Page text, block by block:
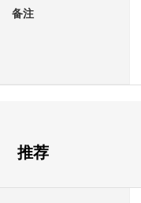
备注
推荐